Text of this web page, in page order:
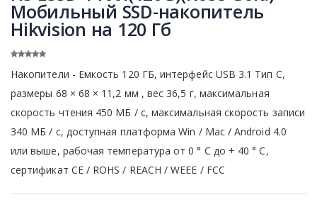
Мобильный SSD-накопитель
Hikvision на 120 Гб
Накопители - Емкость 120 ГБ, интерфейс USB 3.1 Тип C,
размеры 68 × 68 × 11,2 мм , вес 36,5 г, максимальная
скорость чтения 450 МБ / с, максимальная скорость записи
340 МБ / с, доступная платформа Win / Mac / Android 4.0
или выше, рабочая температура от 0 ° C до + 40 ° C,
сертификат CE / ROHS / REACH / WEEE / FCC